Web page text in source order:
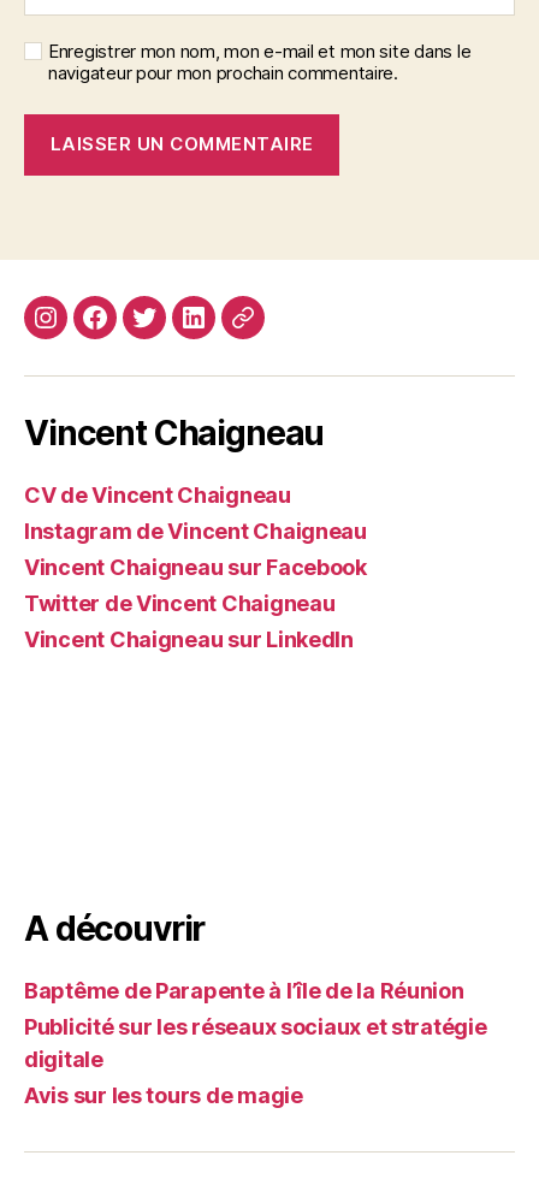
Enregistrer mon nom, mon e-mail et mon site dans le
navigateur pour mon prochain commentaire.
InstagramFacebook
TwitterLinkedin
Site
Vincent Chaigneau
CV de Vincent Chaigneau
Instagram de Vincent Chaigneau
Vincent Chaigneau sur Facebook
Twitter de Vincent Chaigneau
Vincent Chaigneau sur LinkedIn
A découvrir
Baptême de Parapente à l’île de la Réunion
Publicité sur les réseaux sociaux et stratégie
digitale
Avis sur les tours de magie